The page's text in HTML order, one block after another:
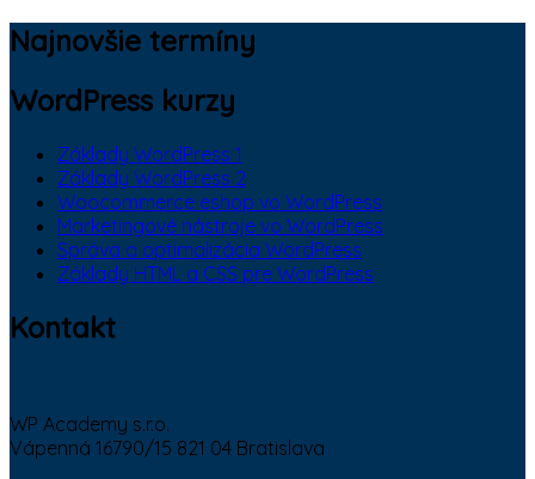
Najnovšie termíny
WordPress kurzy
Základy WordPress 1
Základy WordPress 2
Woocommerce eshop vo WordPress
Marketingové nástroje vo WordPress
Správa a optimalizácia WordPress
Základy HTML a CSS pre WordPress
Kontakt
WP Academy s.r.o.
Vápenná 16790/15 821 04 Bratislava